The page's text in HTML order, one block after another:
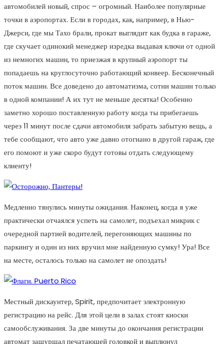
автомобилей новый, спрос – огромный. Наиболее популярные
точки в аэропортах. Если в городах, как, например, в Нью-
Джерси, где мы Тахо брали, прокат выглядит как будка в гараже,
где скучает одинокий менеджер изредка выдавая ключи от одной
из немногих машин, то приезжая в крупный аэропорт ты
попадаешь на круглосуточно работающий конвеер. Бесконечный
поток машин. Все доведено до автоматизма, сотни машин только
в одной компании! А их тут не меньше десятка! Особенно
заметно хорошо поставленную работу когда ты прибегаешь
через 11 минут после сдачи автомобиля забрать забытую вещь, а
тебе сообщают, что авто уже давно отогнано в другой гараж, где
его помоют и уже скоро будут готовы отдать следующему
клиенту!
Медленно тянулись минуты ожидания. Наконец, когда я уже
практически отчаялся успеть на самолет, подъехал микрик с
очередной партией водителей, перегоняющих машины по
паркингу и один из них вручил мне найденную сумку! Ура! Все
на месте, осталось только на самолет не опоздать!
Местный дискаунтер, Spirit, предпочитает электронную
регистрацию на рейс. Для этой цели в залах стоят киоски
самообслуживания. За две минуты до окончания регистрации
автомат зашуршал печатающей головкой и выплюнул